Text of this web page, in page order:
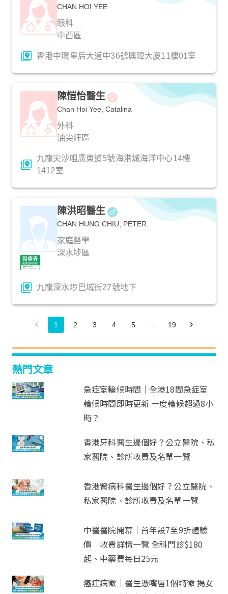
CHAN HOI YEE
眼科
中西區
香港中環皇后大道中36號興瑋大廈11樓01室
陳愷怡醫生
Chan Hoi Yee, Catalina
外科
油尖旺區
九龍尖沙咀廣東道5號海港城海洋中心14樓
1412室
陳洪昭醫生
CHAN HUNG CHIU, PETER
家庭醫學
深水埗區
九龍深水埗巴域街27號地下
1 2 3 4 5 19